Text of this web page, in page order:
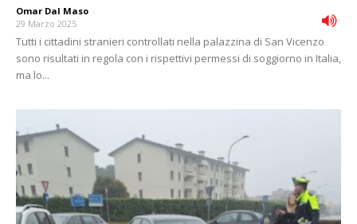
Omar Dal Maso -
29 Marzo 2025
Tutti i cittadini stranieri controllati nella palazzina di San Vicenzo
sono risultati in regola con i rispettivi permessi di soggiorno in Italia,
ma lo...